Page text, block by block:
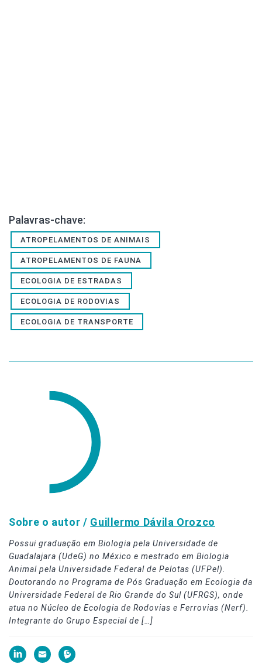
Palavras-chave:
ATROPELAMENTOS DE ANIMAIS
ATROPELAMENTOS DE FAUNA
ECOLOGIA DE ESTRADAS
ECOLOGIA DE RODOVIAS
ECOLOGIA DE TRANSPORTE
Sobre o autor / Guillermo Dávila Orozco
Possui graduação em Biologia pela Universidade de
Guadalajara (UdeG) no México e mestrado em Biologia
Animal pela Universidade Federal de Pelotas (UFPel).
Doutorando no Programa de Pós Graduação em Ecologia da
Universidade Federal de Rio Grande do Sul (UFRGS), onde
atua no Núcleo de Ecologia de Rodovias e Ferrovias (Nerf).
Integrante do Grupo Especial de […]